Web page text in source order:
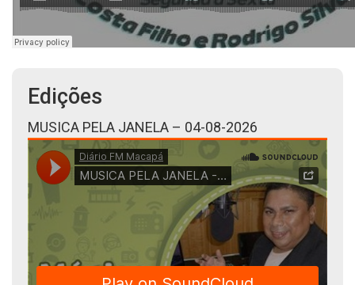
Edições
MUSICA PELA JANELA – 04-08-2026